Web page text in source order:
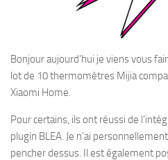
Bonjour aujourd’hui je viens vous
lot de 10 thermomètres Mijia
Xiaomi Home.
Pour certains, ils ont réussi de
plugin BLEA. Je n’ai
pencher dessus. Il est également